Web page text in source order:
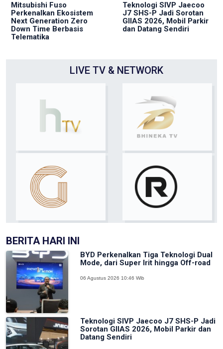
Mitsubishi Fuso
Perkenalkan Ekosistem
Next Generation Zero
Down Time Berbasis
Telematika
Teknologi SIVP Jaecoo
J7 SHS-P Jadi Sorotan
GIIAS 2026, Mobil Parkir
dan Datang Sendiri
LIVE TV & NETWORK
BERITA HARI INI
BYD Perkenalkan Tiga Teknologi Dual
Mode, dari Super Irit hingga Off-road
06 Agustus 2026 10:46 Wib
Teknologi SIVP Jaecoo J7 SHS-P Jadi
Sorotan GIIAS 2026, Mobil Parkir dan
Datang Sendiri